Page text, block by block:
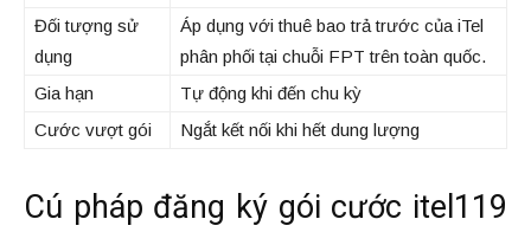
Đối tượng sử
dụng
Áp dụng với thuê bao trả trước của iTel
phân phối tại chuỗi FPT trên toàn quốc.
Gia hạn
Tự động khi đến chu kỳ
Cước vượt gói
Ngắt kết nối khi hết dung lượng
Cú pháp đăng ký gói cước itel119